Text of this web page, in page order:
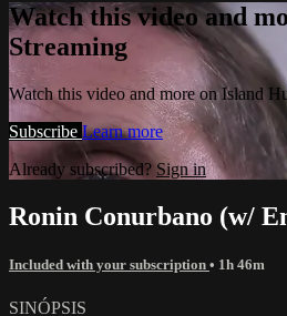
Watch this video and
Streaming
Watch this video and more on Island
Subscribe Learn more
Already subscribed? Sign in
Ronin Conurbano (w/
Included with your subscription • 1h 46m
SINÓPSIS